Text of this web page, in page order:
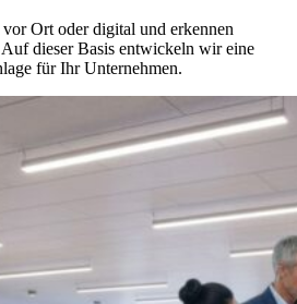
Ort oder digital und erkennen
dieser Basis entwickeln wir eine
für Ihr Unternehmen.